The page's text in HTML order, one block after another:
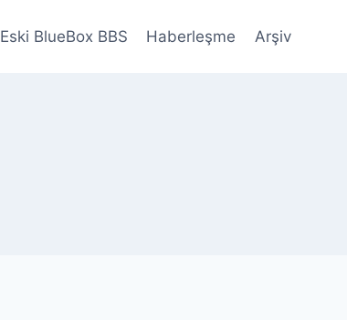
Eski BlueBox BBS Haberleşme Arşiv